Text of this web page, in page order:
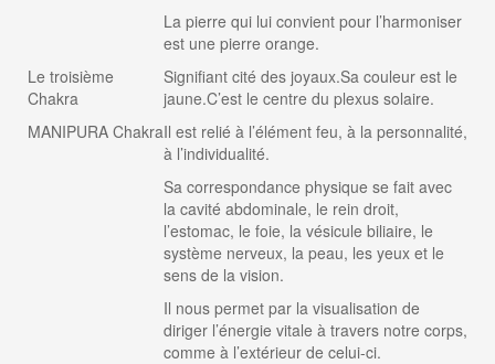
La pierre qui lui convient pour l’harmoniser
est une pierre orange.
Le troisième
Chakra
MANIPURA Chakra
Signifiant cité des joyaux.Sa couleur est le
jaune.C’est le centre du plexus solaire.
Il est relié à l’élément feu, à la personnalité,
à l’individualité.
Sa correspondance physique se fait avec
la cavité abdominale, le rein droit,
l’estomac, le foie, la vésicule biliaire, le
système nerveux, la peau, les yeux et le
sens de la vision.
Il nous permet par la visualisation de
diriger l’énergie vitale à travers notre corps,
comme à l’extérieur de celui-ci.